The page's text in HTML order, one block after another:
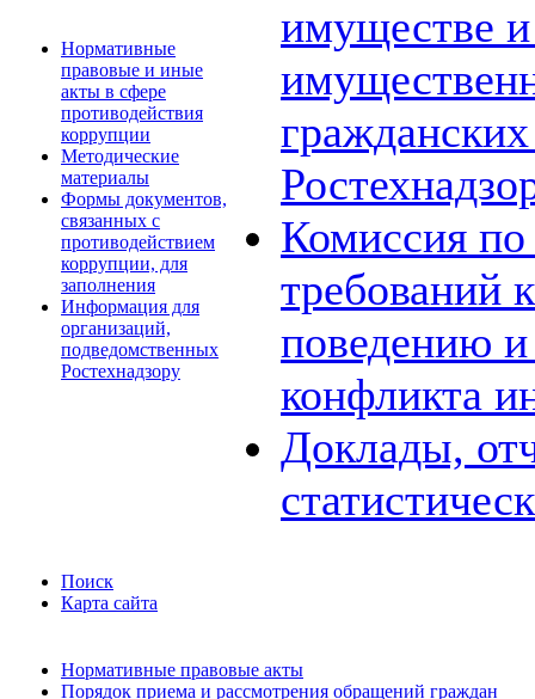
Нормативные
правовые и иные
акты в сфере
противодействия
коррупции
Методические
материалы
Формы документов,
связанных с
противодействием
коррупции, для
заполнения
Информация для
организаций,
подведомственных
Ростехнадзору
имуществе и
Комиссия
требований
поведению
конфликта
Доклады,
Поиск
Карта сайта
Нормативные правовые акты
Порядок приема и рассмотрения обращений граждан